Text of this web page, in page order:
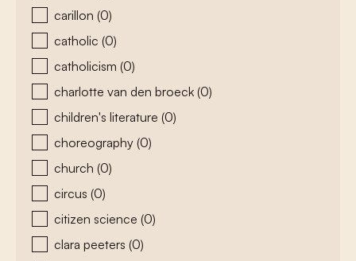
carillon (0)
catholic (0)
catholicism (0)
charlotte van den broeck (0)
children's literature (0)
choreography (0)
church (0)
circus (0)
citizen science (0)
clara peeters (0)